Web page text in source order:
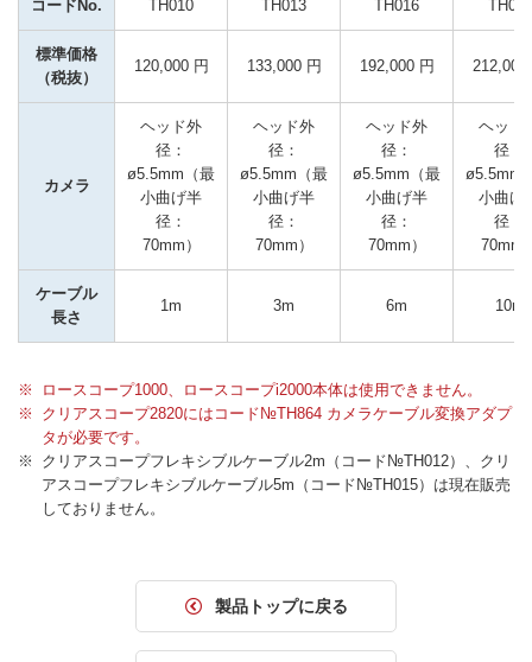
コードNo. TH010 TH013 TH016 TH011
標準価格
（税抜）
120,000 円 133,000 円 192,000 円 212,000
カメラ
ヘッド外
径：
ø5.5mm（最
小曲げ半
径：
70mm）
ヘッド外
径：
ø5.5mm（最
小曲げ半
径：
70mm）
ヘッド外
径：
ø5.5mm（最
小曲げ半
径：
70mm）
ヘッド
径：
ø5.5mm
小曲げ
径：
70mm
ケーブル
長さ
1m 3m 6m 10m
ロースコープ1000、ロースコープi2000本体は使用できません。
クリアスコープ2820にはコード№TH864 カメラケーブル変換アダプ
タが必要です。
クリアスコープフレキシブルケーブル2m（コード№TH012）、クリ
アスコープフレキシブルケーブル5m（コード№TH015）は現在販売
しておりません。
製品トップに戻る